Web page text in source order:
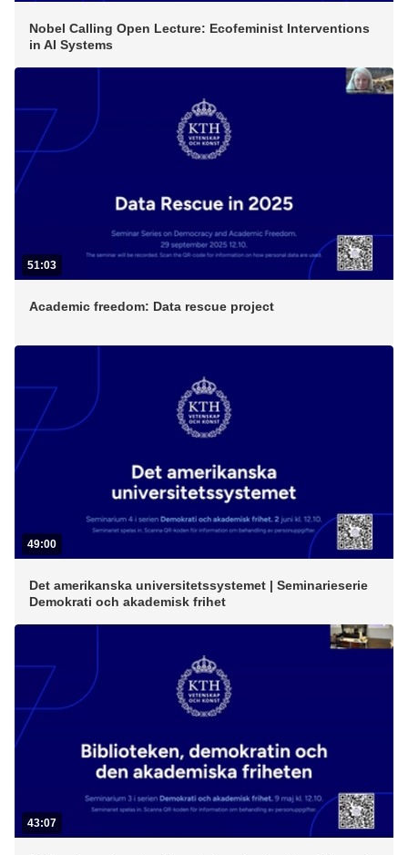
Nobel Calling Open Lecture: Ecofeminist Interventions
in AI Systems
51:03
Academic freedom: Data rescue project
49:00
Det amerikanska universitetssystemet | Seminarieserie
Demokrati och akademisk frihet
43:07